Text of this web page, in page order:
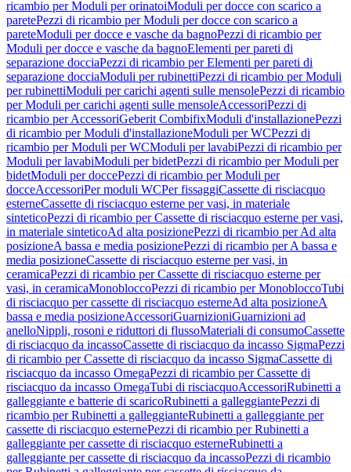
ricambio per Moduli per orinatoiModuli per docce con scarico a
paretePezzi di ricambio per Moduli per docce con scarico a
pareteModuli per docce e vasche da bagnoPezzi di ricambio per
Moduli per docce e vasche da bagnoElementi per pareti di
separazione docciaPezzi di ricambio per Elementi per pareti di
separazione docciaModuli per rubinettiPezzi di ricambio per Moduli
per rubinettiModuli per carichi agenti sulle mensolePezzi di ricambio
per Moduli per carichi agenti sulle mensoleAccessoriPezzi di
ricambio per AccessoriGeberit CombifixModuli d'installazionePezzi
di ricambio per Moduli d'installazioneModuli per WCPezzi di
ricambio per Moduli per WCModuli per lavabiPezzi di ricambio per
Moduli per lavabiModuli per bidetPezzi di ricambio per Moduli per
bidetModuli per doccePezzi di ricambio per Moduli per
docceAccessoriPer moduli WCPer fissaggiCassette di risciacquo
esterneCassette di risciacquo esterne per vasi, in materiale
sinteticoPezzi di ricambio per Cassette di risciacquo esterne per vasi,
in materiale sinteticoAd alta posizionePezzi di ricambio per Ad alta
posizioneA bassa e media posizionePezzi di ricambio per A bassa e
media posizioneCassette di risciacquo esterne per vasi, in
ceramicaPezzi di ricambio per Cassette di risciacquo esterne per
vasi, in ceramicaMonobloccoPezzi di ricambio per MonobloccoTubi
di risciacquo per cassette di risciacquo esterneAd alta posizioneA
bassa e media posizioneAccessoriGuarnizioniGuarnizioni ad
anelloNippli, rosoni e riduttori di flussoMateriali di consumoCassette
di risciacquo da incassoCassette di risciacquo da incasso SigmaPezzi
di ricambio per Cassette di risciacquo da incasso SigmaCassette di
risciacquo da incasso OmegaPezzi di ricambio per Cassette di
risciacquo da incasso OmegaTubi di risciacquoAccessoriRubinetti a
galleggiante e batterie di scaricoRubinetti a galleggiantePezzi di
ricambio per Rubinetti a galleggianteRubinetti a galleggiante per
cassette di risciacquo esternePezzi di ricambio per Rubinetti a
galleggiante per cassette di risciacquo esterneRubinetti a
galleggiante per cassette di risciacquo da incassoPezzi di ricambio